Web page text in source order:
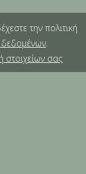
την πολιτική
.
στοιχείων σας